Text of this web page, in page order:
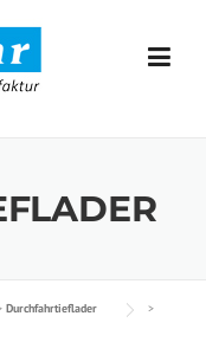
Durchfahrtieflader
>